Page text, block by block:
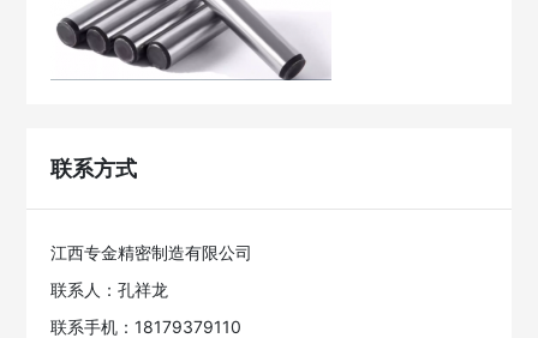
联系方式
江西专金精密制造有限公司
联系人：孔祥龙
联系手机：18179379110